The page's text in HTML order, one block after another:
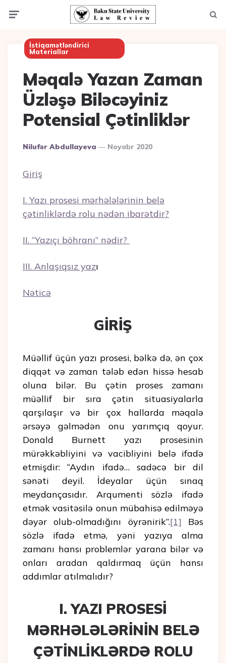
İstiqamətləndirici
Materiallar
Məqalə Yazan Zaman
Üzləşə Biləcəyiniz
Potensial Çətinliklər
Posted
Nilufər Abdullayeva Noyabr 2020
Giriş
I. Yazı prosesi mərhələlərinin belə
çətinliklərdə rolu nədən ibarətdir?
II. “Yazıçı böhranı” nədir?
III. Anlaşıqsız yazı
Nəticə
GİRİŞ
Müəllif üçün yazı prosesi, bəlkə də, ən çox
diqqət və zaman tələb edən hissə hesab
oluna bilər. Bu çətin proses zamanı
müəllif bir sıra çətin situasiyalarla
qarşılaşır və bir çox hallarda məqalə
ərsəyə gəlmədən onu yarımçıq qoyur.
Donald Burnett yazı prosesinin
mürəkkəbliyini və vacibliyini belə ifadə
etmişdir: “Aydın ifadə… sadəcə bir dil
sənəti deyil. İdeyalar üçün sınaq
meydançasıdır. Arqumenti sözlə ifadə
etmək vasitəsilə onun mübahisə edilməyə
dəyər olub-olmadığını öyrənirik”.[1] Bəs
sözlə ifadə etmə, yəni yazıya alma
zamanı hansı problemlər yarana bilər və
onları aradan qaldırmaq üçün hansı
addımlar atılmalıdır?
I. YAZI PROSESİ
MƏRHƏLƏLƏRİNİN BELƏ
ÇƏTİNLİKLƏRDƏ ROLU